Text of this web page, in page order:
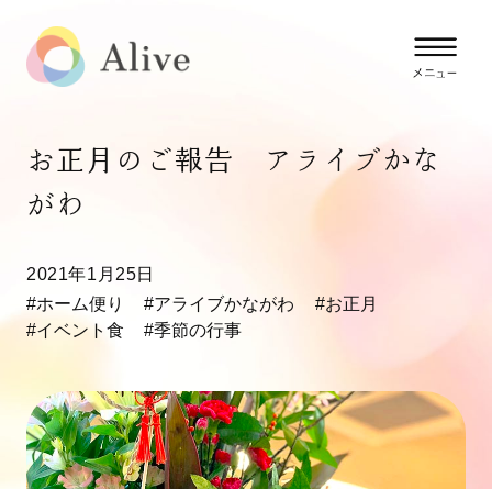
お正月のご報告 アライブかな
がわ
2021年1月25日
#ホーム便り
#アライブかながわ
#お正月
#イベント食
#季節の行事